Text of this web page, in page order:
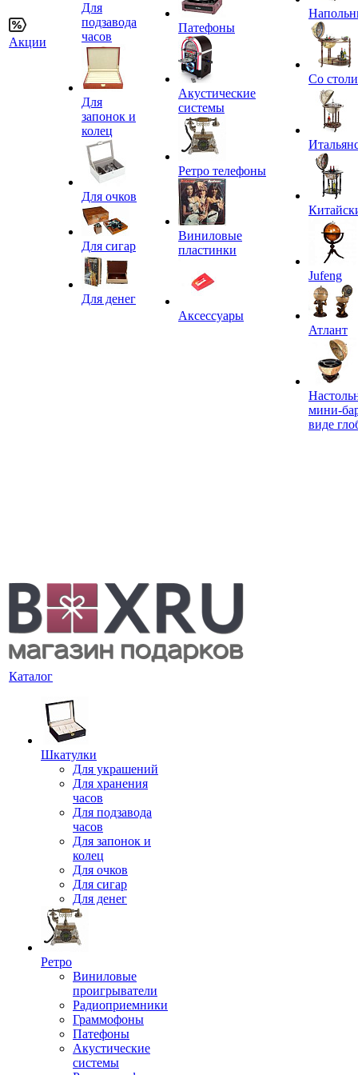
Акции
Для
подзавода
часов
Для
запонок и
колец
Для очков
Для сигар
Для денег
Патефоны
Акустические
системы
Ретро телефоны
Виниловые
пластинки
Аксессуары
Со
Jufeng
Атлант
мини-
виде
Каталог
Шкатулки
Для украшений
Для хранения
часов
Для подзавода
часов
Для запонок и
колец
Для очков
Для сигар
Для денег
Ретро
Виниловые
проигрыватели
Радиоприемники
Граммофоны
Патефоны
Акустические
системы